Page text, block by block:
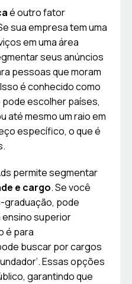
é outro fator
sua empresa tem uma
em uma área
seus anúncios
pessoas que moram
é conhecido como
escolher países,
até mesmo um raio em
específico, o que é
permite segmentar
e cargo. Se você
pode
superior
é para
buscar por cargos
Essas opções
garantindo que